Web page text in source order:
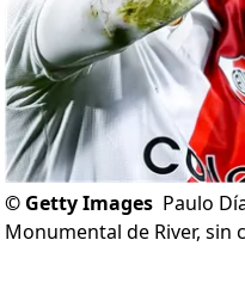
© Getty Images Paulo
Monumental de River, sin